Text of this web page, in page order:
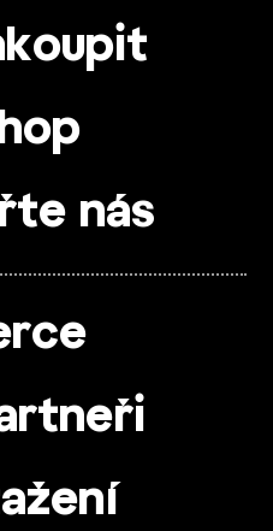
nás